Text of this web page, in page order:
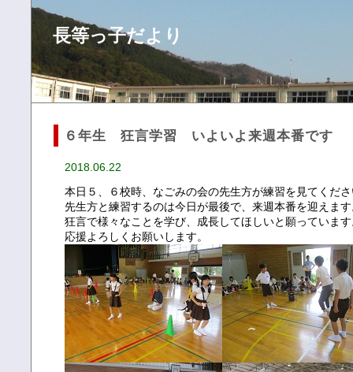
長等っ子だより
６年生 狂言学習 いよいよ来週本番です
2018.06.22
本日５、６校時、なごみの会の先生方が練習を見てくだ
先生方と練習するのは今日が最後で、来週本番を迎えま
狂言で様々なことを学び、成長してほしいと願っていま
応援よろしくお願いします。